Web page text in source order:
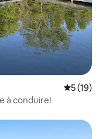
Note
5 (19)
à conduire!